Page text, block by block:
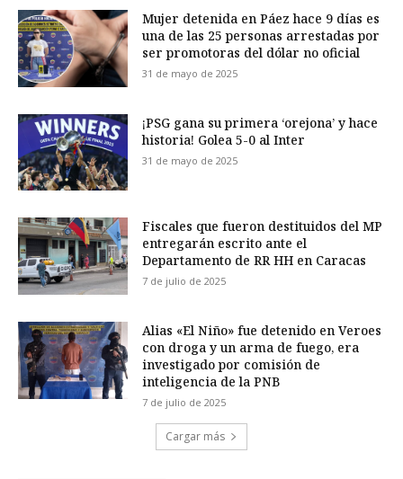
Mujer detenida en Páez hace 9 días es
una de las 25 personas arrestadas por
ser promotoras del dólar no oficial
31 de mayo de 2025
¡PSG gana su primera ‘orejona’ y hace
historia! Golea 5-0 al Inter
31 de mayo de 2025
Fiscales que fueron destituidos del MP
entregarán escrito ante el
Departamento de RR HH en Caracas
7 de julio de 2025
Alias «El Niño» fue detenido en Veroes
con droga y un arma de fuego, era
investigado por comisión de
inteligencia de la PNB
7 de julio de 2025
Cargar más